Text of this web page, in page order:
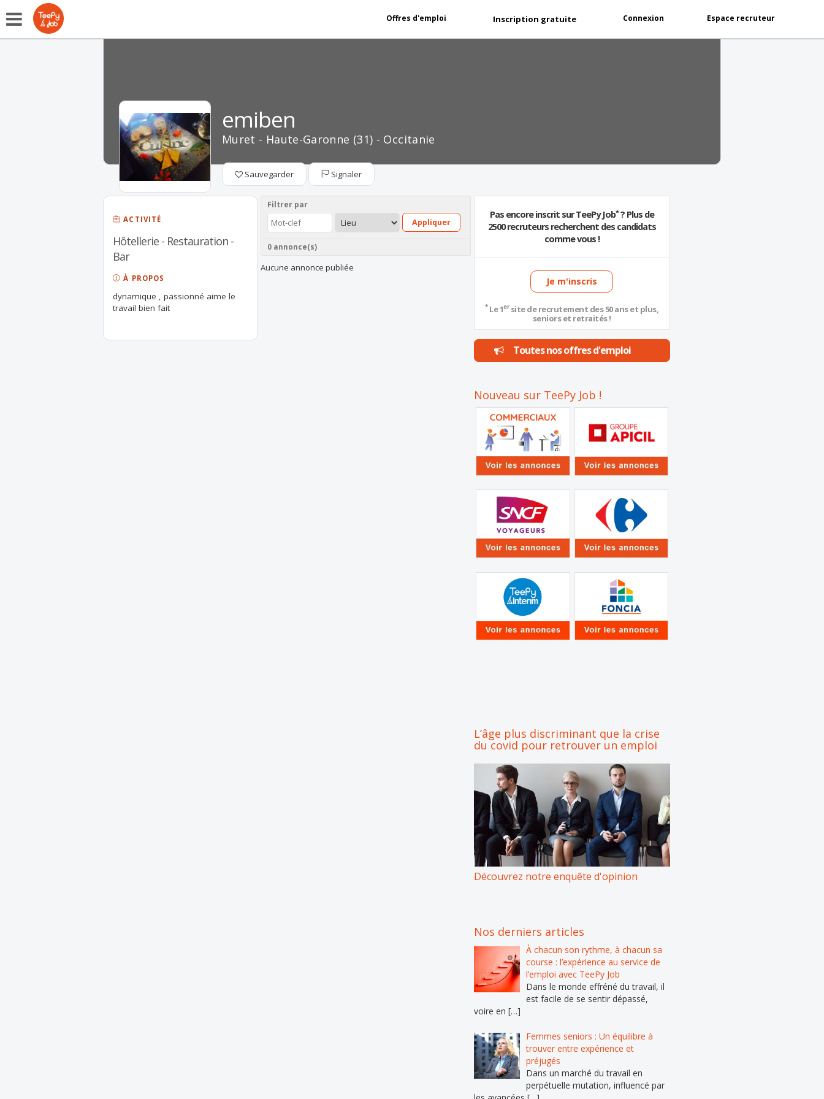
Offres d'emploi Inscription gratuite Connexion Espace recruteur
emiben
Muret - Haute-Garonne (31) - Occitanie
Sauvegarder Signaler
ACTIVITÉ
Hôtellerie - Restauration -
Bar
À PROPOS
dynamique , passionné aime le
travail bien fait
Filtrer par
Appliquer
0 annonce(s)
Aucune annonce publiée
Pas encore inscrit sur TeePy Job*? Plus de
2500 recruteurs recherchent des candidats
comme vous !
Je m'inscris
*Le 1ersite de recrutement des 50 ans et plus,
seniors et retraités !
Toutes nos offres d'emploi
Nouveau sur TeePy Job !
L’âge plus discriminant que la crise
du covid pour retrouver un emploi
Découvrez notre enquête d'opinion
Nos derniers articles
À chacun son rythme, à chacun sa
course : l’expérience au service de
l’emploi avec TeePy Job
Dans le monde effréné du travail, il
est facile de se sentir dépassé,
voire en […]
Femmes seniors : Un équilibre à
trouver entre expérience et
préjugés
Dans un marché du travail en
perpétuelle mutation, influencé par